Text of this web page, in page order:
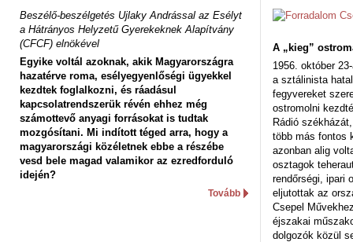
Beszélő-beszélgetés Ujlaky Andrással az Esélyt
a Hátrányos Helyzetű Gyerekeknek Alapítvány
(CFCF) elnökével
Egyike voltál azoknak, akik Magyarországra
hazatérve roma, esélyegyenlőségi ügyekkel
kezdtek foglalkozni, és ráadásul
kapcsolatrendszerük révén ehhez még
számottevő anyagi forrásokat is tudtak
mozgósítani. Mi indított téged arra, hogy a
magyarországi közéletnek ebbe a részébe
vesd bele magad valamikor az ezredforduló
idején?
Tovább
A „kieg”
1956. október
a sztálinista
fegyvereket
ostromolni
Rádió
több más fontos
azonban alig
osztagok
rendőrségi, ipari
eljutottak az
Csepel
éjszakai
dolgozók közül